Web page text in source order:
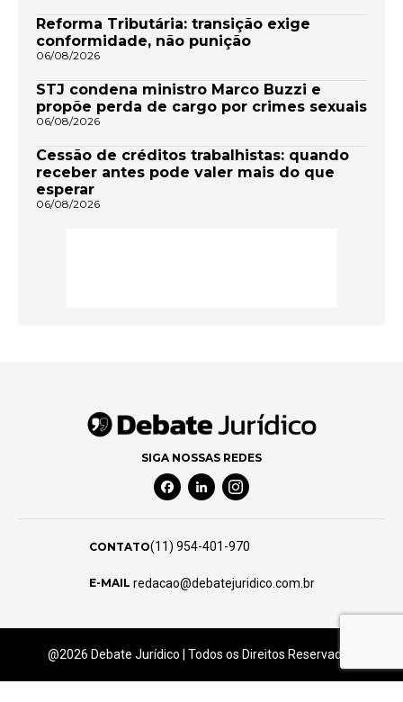
Reforma Tributária: transição exige
conformidade, não punição
06/08/2026
STJ condena ministro Marco Buzzi e
propõe perda de cargo por crimes sexuais
06/08/2026
Cessão de créditos trabalhistas: quando
receber antes pode valer mais do que
esperar
06/08/2026
SIGA NOSSAS REDES
Facebook Social Media
Linkedin Social Media
Instagram Social Media
CONTATO(11) 954-401-970
E-MAIL redacao@debatejuridico.com.br
@2026 Debate Jurídico | Todos os Direitos Reservados